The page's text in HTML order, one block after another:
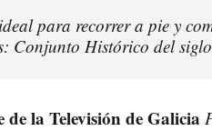
para recorrer a pie y
Conjunto Histórico del
de la Televisión de Galicia